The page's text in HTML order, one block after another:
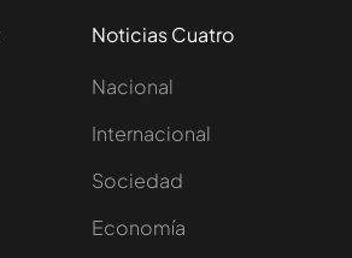
Noticias Cuatro
Nacional
Internacional
Sociedad
Economía